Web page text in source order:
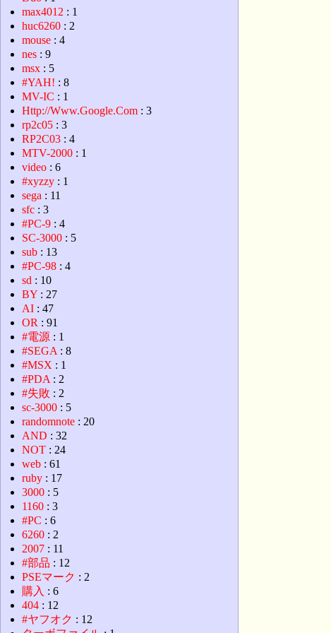
max4012 : 1
huc6260 : 2
mouse : 4
nes : 9
msx : 5
#YAH! : 8
MV-IC : 1
Http://Www.Google.Com : 3
rp2c05 : 3
RP2C03 : 4
MTV-2000 : 1
video : 6
#xyzzy : 1
sega : 11
sfc : 3
#PC-9 : 4
SC-3000 : 5
sub : 13
#PC-98 : 4
sd : 10
BY : 27
AI : 47
OR : 91
#電源 : 1
#SEGA : 8
#MSX : 1
#PDA : 2
#失敗 : 2
sc-3000 : 5
randomnote : 20
AND : 32
NOT : 24
web : 61
ruby : 17
3000 : 5
1160 : 3
#PC : 6
6260 : 2
2007 : 11
#部品 : 12
PSEマーク : 2
購入 : 6
404 : 12
#ヤフオク : 12